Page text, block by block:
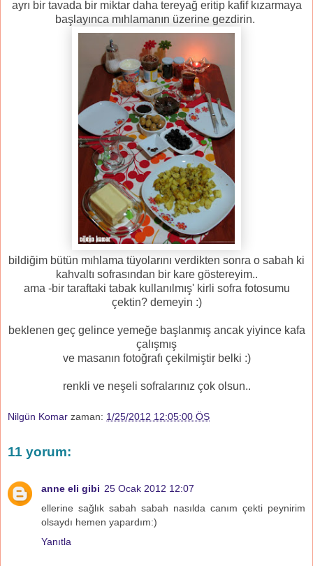
ayrı bir tavada bir miktar daha tereyağ eritip kafif kızarmaya
başlayınca mıhlamanın üzerine gezdirin.
bildiğim bütün mıhlama tüyolarını verdikten sonra o sabah ki
kahvaltı sofrasından bir kare göstereyim..
ama -bir taraftaki tabak kullanılmış' kirli sofra fotosumu
çektin? demeyin :)
beklenen geç gelince yemeğe başlanmış ancak yiyince kafa
çalışmış
ve masanın fotoğrafı çekilmiştir belki :)
renkli ve neşeli sofralarınız çok olsun..
Nilgün Komar zaman: 1/25/2012 12:05:00 ÖS
11 yorum:
anne eli gibi 25 Ocak 2012 12:07
ellerine sağlık sabah sabah nasılda canım çekti peynirim
olsaydı hemen yapardım:)
Yanıtla